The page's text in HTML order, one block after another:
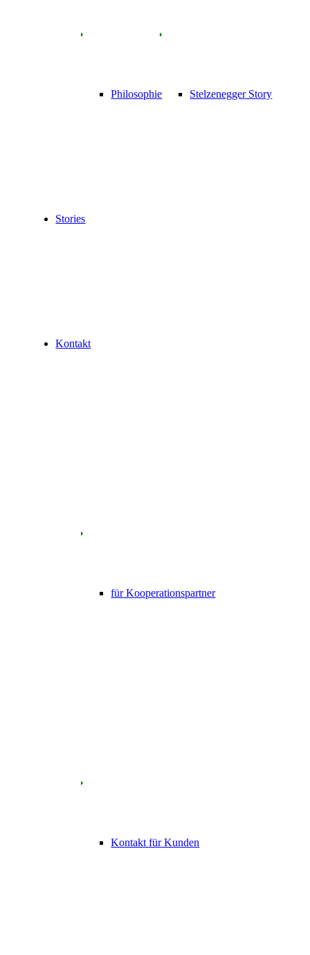
Philosophie Stelzenegger Story
Stories
Kontakt
für Kooperationspartner
Kontakt für Kunden